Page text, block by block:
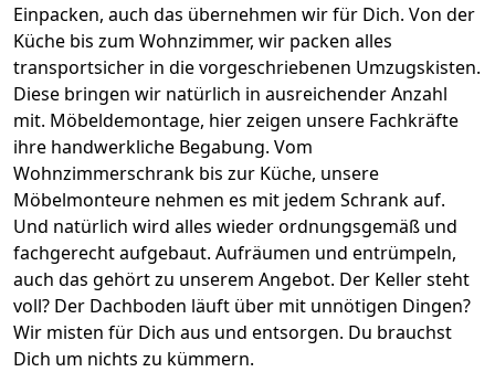
Einpacken, auch das übernehmen wir für Dich. Von der
Küche bis zum Wohnzimmer, wir packen alles
transportsicher in die vorgeschriebenen Umzugskisten.
Diese bringen wir natürlich in ausreichender Anzahl
mit. Möbeldemontage, hier zeigen unsere Fachkräfte
ihre handwerkliche Begabung. Vom
Wohnzimmerschrank bis zur Küche, unsere
Möbelmonteure nehmen es mit jedem Schrank auf.
Und natürlich wird alles wieder ordnungsgemäß und
fachgerecht aufgebaut. Aufräumen und entrümpeln,
auch das gehört zu unserem Angebot. Der Keller steht
voll? Der Dachboden läuft über mit unnötigen Dingen?
Wir misten für Dich aus und entsorgen. Du brauchst
Dich um nichts zu kümmern.